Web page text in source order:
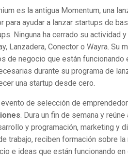
es la antigua Momentum, una
para ayudar a lanzar startups de
Ninguna ha cerrado su actividad
Lanzadera, Conector o Wayra. Su
de negocio que están
durante su programa de
una startup desde cero.
de selección de
. Dura un fin de semana y
y programación, marketing y
trabajo, reciben formación sobre
e ideas que están funcionando